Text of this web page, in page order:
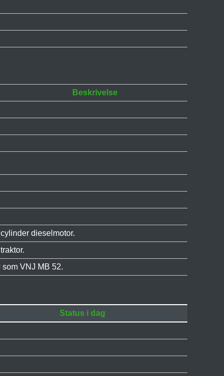
Beskrivelse
dieselmotor.
VNJ MB 52.
Status i dag